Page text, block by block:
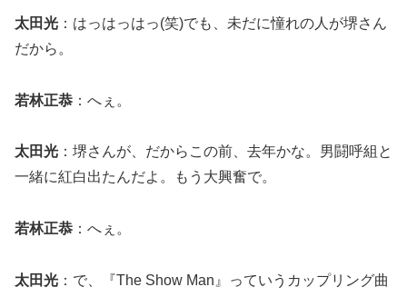
太田光 ：はっはっはっ(笑)でも、未だに憧れの人が堺さん
だから。
若林正恭 ：へぇ。
太田光 ：堺さんが、だからこの前、去年かな。男闘呼組と
一緒に紅白出たんだよ。もう大興奮で。
若林正恭 ：へぇ。
太田光 ：で、『The Show Man』っていうカップリング曲